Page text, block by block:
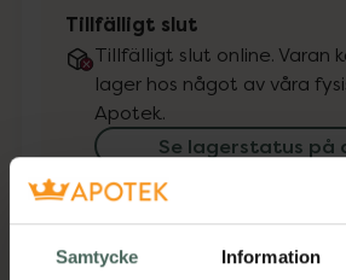
Samtycke Information
Tillfälligt slut
Tillfälligt slut online. Varan
lager hos något av våra
Apotek.
Se lagerstatus på
Få mejl när varan finns i
Din e-postadress